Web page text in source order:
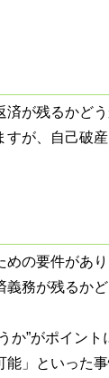
が残るかどう
が、自己破
の要件があり
務が残るか
”がポイント
」といった事